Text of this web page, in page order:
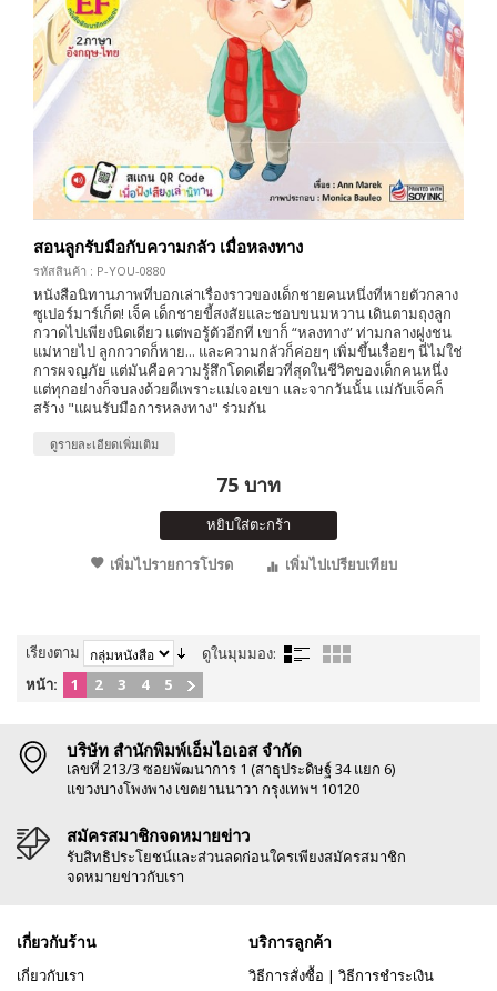
สอนลูกรับมือกับความกลัว เมื่อหลงทาง
รหัสสินค้า : P-YOU-0880
หนังสือนิทานภาพที่บอกเล่าเรื่องราวของเด็กชายคนหนึ่งที่หายตัวกลาง
ซูเปอร์มาร์เก็ต! เจ็ค เด็กชายขี้สงสัยและชอบขนมหวาน เดินตามถุงลูก
กวาดไปเพียงนิดเดียว แต่พอรู้ตัวอีกที เขาก็ “หลงทาง” ท่ามกลางฝูงชน
แม่หายไป ลูกกวาดก็หาย... และความกลัวก็ค่อยๆ เพิ่มขึ้นเรื่อยๆ นี่ไม่ใช่
การผจญภัย แต่มันคือความรู้สึกโดดเดี่ยวที่สุดในชีวิตของเด็กคนหนึ่ง
แต่ทุกอย่างก็จบลงด้วยดีเพราะแม่เจอเขา และจากวันนั้น แม่กับเจ็คก็
สร้าง "แผนรับมือการหลงทาง" ร่วมกัน
ดูรายละเอียดเพิ่มเติม
75 บาท
หยิบใส่ตะกร้า
เพิ่มไปรายการโปรด
เพิ่มไปเปรียบเทียบ
เรียงตาม
ดูในมุมมอง:
หน้า:
1 2 3 4 5
บริษัท สำนักพิมพ์เอ็มไอเอส จำกัด
เลขที่ 213/3 ซอยพัฒนาการ 1 (สาธุประดิษฐ์ 34 แยก 6)
แขวงบางโพงพาง เขตยานนาวา กรุงเทพฯ 10120
สมัครสมาชิกจดหมายข่าว
รับสิทธิประโยชน์และส่วนลดก่อนใครเพียงสมัครสมาชิก
จดหมายข่าวกับเรา
เกี่ยวกับร้าน
เกี่ยวกับเรา
บริการลูกค้า
วิธีการสั่งซื้อ | วิธีการชำระเงิน